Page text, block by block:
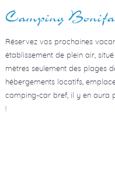
Camping
Réservez vos prochaines
établissement de plein air,
mètres seulement des plages
hébergements locatifs,
camping-car bref, il y en aura
!